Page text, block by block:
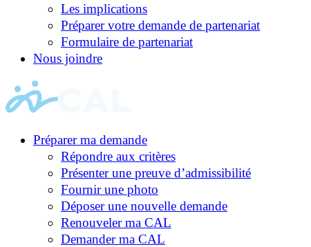
Les implications
Préparer votre demande de partenariat
Formulaire de partenariat
Nous joindre
Préparer ma demande
Répondre aux critères
Présenter une preuve d’admissibilité
Fournir une photo
Déposer une nouvelle demande
Renouveler ma CAL
Demander ma CAL